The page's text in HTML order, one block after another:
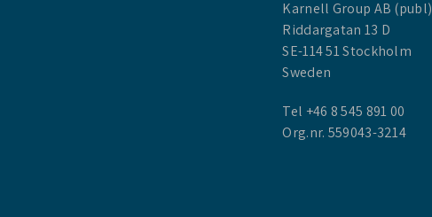
Karnell Group AB (publ)
Riddargatan 13 D
SE-114 51 Stockholm
Sweden
Tel +46 8 545 891 00
Org.nr. 559043-3214